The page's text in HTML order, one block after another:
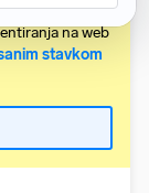
obvezan je
na web
stavkom